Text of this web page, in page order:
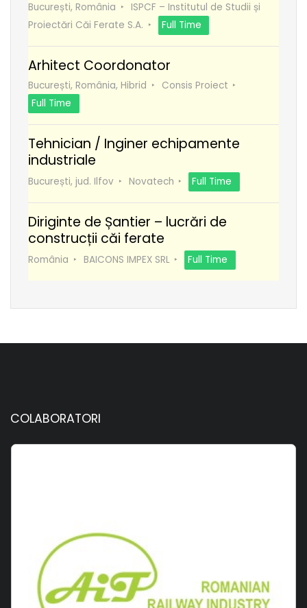
București, România
ISPCF – Institutul de Studii și
Proiectări Căi Ferate S.A.
Full Time
Arhitect Coordonator
București, România, Hibrid
Consis Proiect
Full Time
Tehnician / Inginer echipamente
industriale
București, jud. Ilfov Novatech Full Time
Diriginte de Șantier – lucrări de
construcții căi ferate
România BAICONS IMPEX SRL Full Time
COLABORATORI